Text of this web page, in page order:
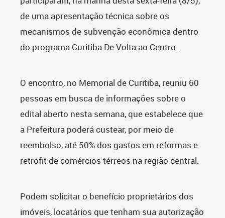
de uma apresentação técnica sobre os
mecanismos de subvenção econômica dentro
do programa Curitiba De Volta ao Centro.
O encontro, no Memorial de Curitiba, reuniu 60
pessoas em busca de informações sobre o
edital aberto nesta semana, que estabelece que
a Prefeitura poderá custear, por meio de
reembolso, até 50% dos gastos em reformas e
retrofit de comércios térreos na região central.
Podem solicitar o benefício proprietários dos
imóveis, locatários que tenham sua autorização